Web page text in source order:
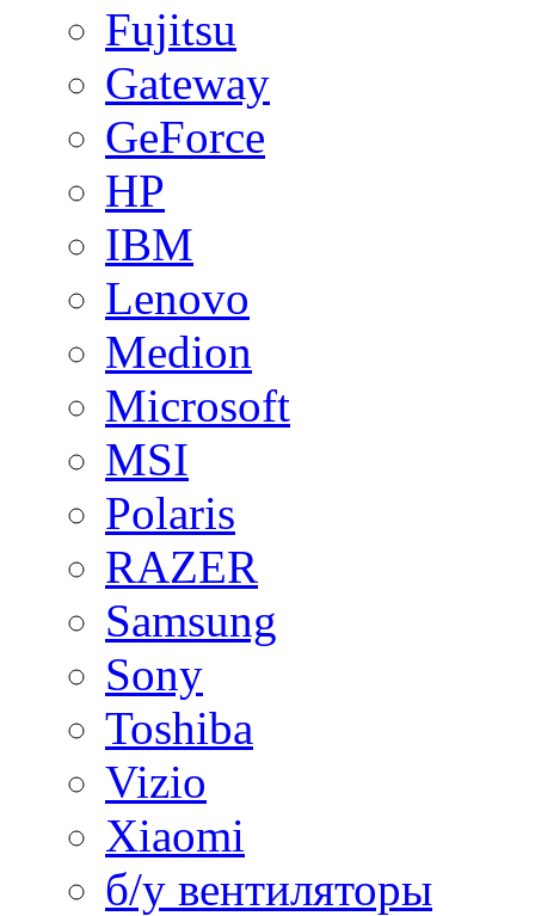
Fujitsu
Gateway
GeForce
HP
IBM
Lenovo
Medion
Microsoft
MSI
Polaris
RAZER
Samsung
Sony
Toshiba
Vizio
Xiaomi
б/у вентиляторы